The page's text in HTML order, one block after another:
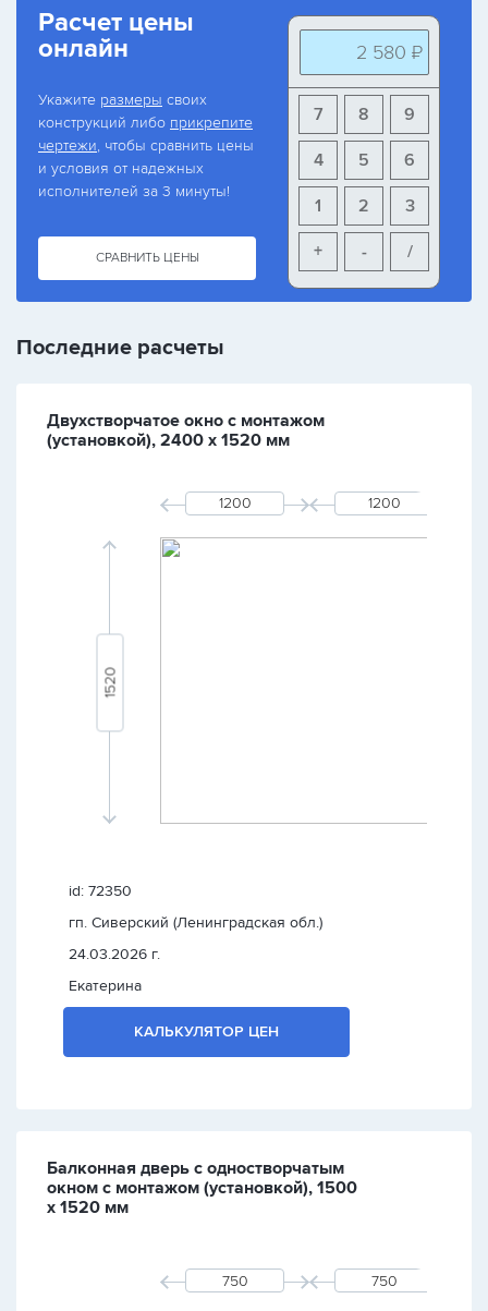
Расчет цены
онлайн
Укажите размеры своих
конструкций либо прикрепите
чертежи, чтобы сравнить цены
и условия от надежных
исполнителей за 3 минуты!
СРАВНИТЬ ЦЕНЫ
2 580 ₽
9
8
7
6
5
4
3
2
1
+ - /
Последние расчеты
Двухстворчатое окно с монтажом
(установкой), 2400 х 1520 мм
id: 72350
гп. Сиверский (Ленинградская обл.)
24.03.2026 г.
Екатерина
КАЛЬКУЛЯТОР ЦЕН
Балконная дверь с одностворчатым
окном с монтажом (установкой), 1500
х 1520 мм